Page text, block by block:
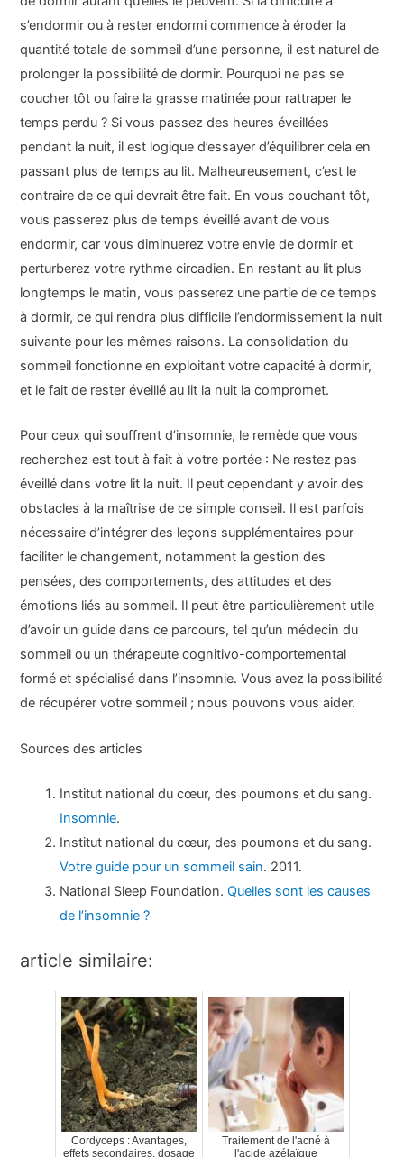
s’endormir ou à rester endormi commence à éroder la
quantité totale de sommeil d’une personne, il est naturel de
prolonger la possibilité de dormir. Pourquoi ne pas se
coucher tôt ou faire la grasse matinée pour rattraper le
temps perdu ? Si vous passez des heures éveillées
pendant la nuit, il est logique d’essayer d’équilibrer cela en
passant plus de temps au lit. Malheureusement, c’est le
contraire de ce qui devrait être fait. En vous couchant tôt,
vous passerez plus de temps éveillé avant de vous
endormir, car vous diminuerez votre envie de dormir et
perturberez votre rythme circadien. En restant au lit plus
longtemps le matin, vous passerez une partie de ce temps
à dormir, ce qui rendra plus difficile l’endormissement la nuit
suivante pour les mêmes raisons. La consolidation du
sommeil fonctionne en exploitant votre capacité à dormir,
et le fait de rester éveillé au lit la nuit la compromet.
Pour ceux qui souffrent d’insomnie, le remède que vous
recherchez est tout à fait à votre portée : Ne restez pas
éveillé dans votre lit la nuit. Il peut cependant y avoir des
obstacles à la maîtrise de ce simple conseil. Il est parfois
nécessaire d’intégrer des leçons supplémentaires pour
faciliter le changement, notamment la gestion des
pensées, des comportements, des attitudes et des
émotions liés au sommeil. Il peut être particulièrement utile
d’avoir un guide dans ce parcours, tel qu’un médecin du
sommeil ou un thérapeute cognitivo-comportemental
formé et spécialisé dans l’insomnie. Vous avez la possibilité
de récupérer votre sommeil ; nous pouvons vous aider.
Sources des articles
Institut national du cœur, des poumons et du sang.
Insomnie.
Institut national du cœur, des poumons et du sang.
Votre guide pour un sommeil sain. 2011.
National Sleep Foundation.Quelles sont les causes
de l’insomnie ?
article similaire:
Cordyceps : Avantages,
effets secondaires, dosage
Traitement de l'acné à
l'acide azélaïque